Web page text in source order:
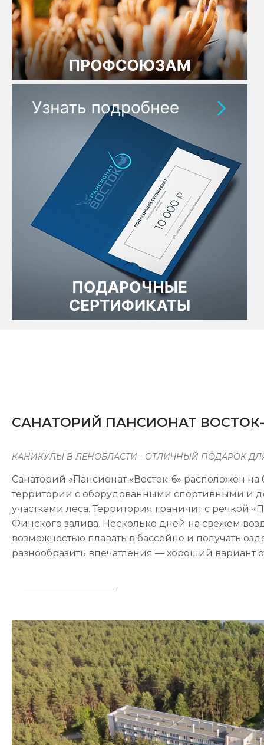
САНАТОРИЙ ПАНСИОНАТ
КАНИКУЛЫ В ЛЕНОБЛАСТИ - ОТЛИЧНЫЙ ПОДАРОК
Санаторий «Пансионат «Восток-6» расположен
территории с оборудованными спортивными и
участками леса. Территория граничит с речкой
Финского залива. Несколько дней на свежем
возможностью плавать в бассейне и получать
разнообразить впечатления — хороший вариант